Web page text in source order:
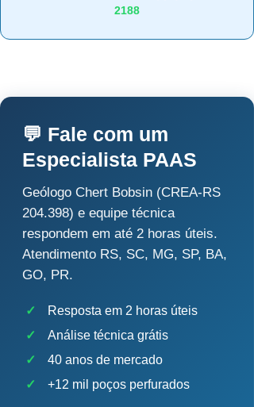
2188
💬 Fale com um
Especialista PAAS
Geólogo Chert Bobsin (CREA-RS
204.398) e equipe técnica
respondem em até 2 horas úteis.
Atendimento RS, SC, MG, SP, BA,
GO, PR.
✓
Resposta em 2 horas úteis
✓
Análise técnica grátis
✓
40 anos de mercado
✓
+12 mil poços perfurados